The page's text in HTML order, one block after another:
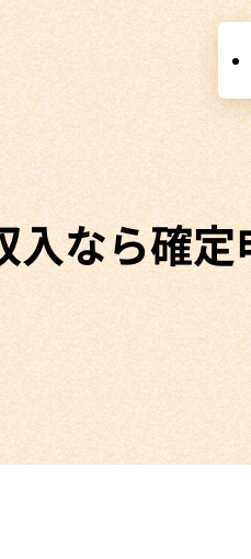
入なら確